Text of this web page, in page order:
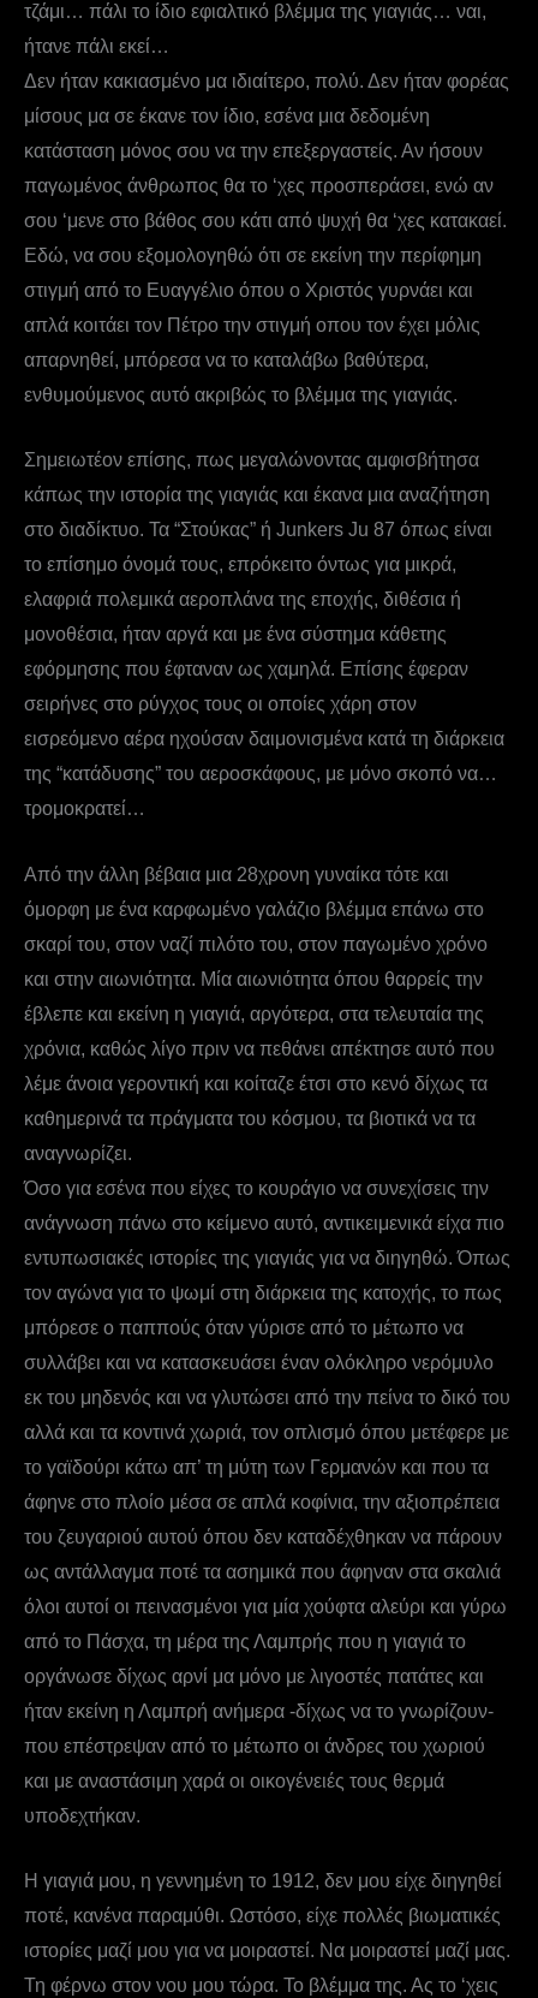
τζάμι… πάλι το ίδιο εφιαλτικό βλέμμα της γιαγιάς… ναι,
ήτανε πάλι εκεί…
Δεν ήταν κακιασμένο μα ιδιαίτερο, πολύ. Δεν ήταν φορέας
μίσους μα σε έκανε τον ίδιο, εσένα μια δεδομένη
κατάσταση μόνος σου να την επεξεργαστείς. Αν ήσουν
παγωμένος άνθρωπος θα το ‘χες προσπεράσει, ενώ αν
σου ‘μενε στο βάθος σου κάτι από ψυχή θα ‘χες κατακαεί.
Εδώ, να σου εξομολογηθώ ότι σε εκείνη την περίφημη
στιγμή από το Ευαγγέλιο όπου ο Χριστός γυρνάει και
απλά κοιτάει τον Πέτρο την στιγμή οπου τον έχει μόλις
απαρνηθεί, μπόρεσα να το καταλάβω βαθύτερα,
ενθυμούμενος αυτό ακριβώς το βλέμμα της γιαγιάς.
Σημειωτέον επίσης, πως μεγαλώνοντας αμφισβήτησα
κάπως την ιστορία της γιαγιάς και έκανα μια αναζήτηση
στο διαδίκτυο. Τα “Στούκας” ή Junkers Ju 87 όπως είναι
το επίσημο όνομά τους, επρόκειτο όντως για μικρά,
ελαφριά πολεμικά αεροπλάνα της εποχής, διθέσια ή
μονοθέσια, ήταν αργά και με ένα σύστημα κάθετης
εφόρμησης που έφταναν ως χαμηλά. Επίσης έφεραν
σειρήνες στο ρύγχος τους οι οποίες χάρη στον
εισρεόμενο αέρα ηχούσαν δαιμονισμένα κατά τη διάρκεια
της “κατάδυσης” του αεροσκάφους, με μόνο σκοπό να…
τρομοκρατεί…
Από την άλλη βέβαια μια 28χρονη γυναίκα τότε και
όμορφη με ένα καρφωμένο γαλάζιο βλέμμα επάνω στο
σκαρί του, στον ναζί πιλότο του, στον παγωμένο χρόνο
και στην αιωνιότητα. Μία αιωνιότητα όπου θαρρείς την
έβλεπε και εκείνη η γιαγιά, αργότερα, στα τελευταία της
χρόνια, καθώς λίγο πριν να πεθάνει απέκτησε αυτό που
λέμε άνοια γεροντική και κοίταζε έτσι στο κενό δίχως τα
καθημερινά τα πράγματα του κόσμου, τα βιοτικά να τα
αναγνωρίζει.
Όσο για εσένα που είχες το κουράγιο να συνεχίσεις την
ανάγνωση πάνω στο κείμενο αυτό, αντικειμενικά είχα πιο
εντυπωσιακές ιστορίες της γιαγιάς για να διηγηθώ. Όπως
τον αγώνα για το ψωμί στη διάρκεια της κατοχής, το πως
μπόρεσε ο παππούς όταν γύρισε από το μέτωπο να
συλλάβει και να κατασκευάσει έναν ολόκληρο νερόμυλο
εκ του μηδενός και να γλυτώσει από την πείνα το δικό του
αλλά και τα κοντινά χωριά, τον οπλισμό όπου μετέφερε με
το γαϊδούρι κάτω απ’ τη μύτη των Γερμανών και που τα
άφηνε στο πλοίο μέσα σε απλά κοφίνια, την αξιοπρέπεια
του ζευγαριού αυτού όπου δεν καταδέχθηκαν να πάρουν
ως αντάλλαγμα ποτέ τα ασημικά που άφηναν στα σκαλιά
όλοι αυτοί οι πεινασμένοι για μία χούφτα αλεύρι και γύρω
από το Πάσχα, τη μέρα της Λαμπρής που η γιαγιά το
οργάνωσε δίχως αρνί μα μόνο με λιγοστές πατάτες και
ήταν εκείνη η Λαμπρή ανήμερα -δίχως να το γνωρίζουν-
που επέστρεψαν από το μέτωπο οι άνδρες του χωριού
και με αναστάσιμη χαρά οι οικογένειές τους θερμά
υποδεχτήκαν.
Η γιαγιά μου, η γεννημένη το 1912, δεν μου είχε διηγηθεί
ποτέ, κανένα παραμύθι. Ωστόσο, είχε πολλές βιωματικές
ιστορίες μαζί μου για να μοιραστεί. Να μοιραστεί μαζί μας.
Τη φέρνω στον νου μου τώρα. Το βλέμμα της. Ας το ‘χεις